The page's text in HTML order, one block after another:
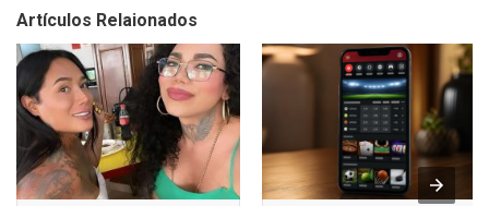
Artículos Relaionados